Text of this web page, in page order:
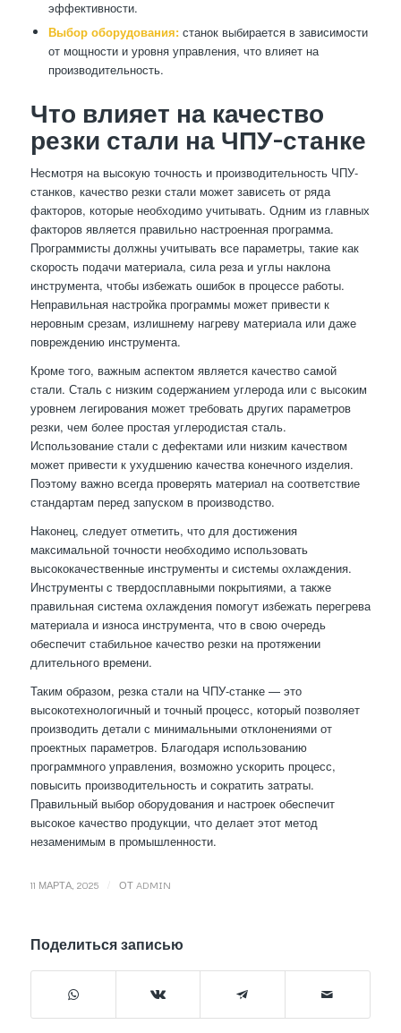
эффективности.
Выбор оборудования:станок выбирается в зависимости
от мощности и уровня управления, что влияет на
производительность.
Что влияет на качество
резки стали на ЧПУ-станке
Несмотря на высокую точность и производительность ЧПУ-
станков, качество резки стали может зависеть от ряда
факторов, которые необходимо учитывать. Одним из главных
факторов является правильно настроенная программа.
Программисты должны учитывать все параметры, такие как
скорость подачи материала, сила реза и углы наклона
инструмента, чтобы избежать ошибок в процессе работы.
Неправильная настройка программы может привести к
неровным срезам, излишнему нагреву материала или даже
повреждению инструмента.
Кроме того, важным аспектом является качество самой
стали. Сталь с низким содержанием углерода или с высоким
уровнем легирования может требовать других параметров
резки, чем более простая углеродистая сталь.
Использование стали с дефектами или низким качеством
может привести к ухудшению качества конечного изделия.
Поэтому важно всегда проверять материал на соответствие
стандартам перед запуском в производство.
Наконец, следует отметить, что для достижения
максимальной точности необходимо использовать
высококачественные инструменты и системы охлаждения.
Инструменты с твердосплавными покрытиями, а также
правильная система охлаждения помогут избежать перегрева
материала и износа инструмента, что в свою очередь
обеспечит стабильное качество резки на протяжении
длительного времени.
Таким образом, резка стали на ЧПУ-станке — это
высокотехнологичный и точный процесс, который позволяет
производить детали с минимальными отклонениями от
проектных параметров. Благодаря использованию
программного управления, возможно ускорить процесс,
повысить производительность и сократить затраты.
Правильный выбор оборудования и настроек обеспечит
высокое качество продукции, что делает этот метод
незаменимым в промышленности.
11 МАРТА, 2025 ОТ ADMIN
Поделиться записью